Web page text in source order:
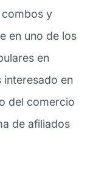
combos y
en uno de los
en
interesado en
del comercio
de afiliados